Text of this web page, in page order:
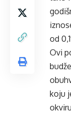
od
Ovi
koju